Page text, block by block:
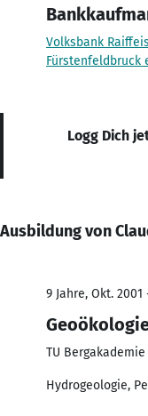
Volksbank
Fürstenfeldbruck
Logg Dich
Ausbildung von
9 Jahre, Okt. 2001
TU
Hydrogeologie,